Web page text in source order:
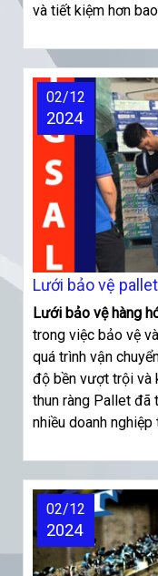
và tiết kiệm hơn
Lưới bảo vệ pallet
02/12
2024
Lưới bảo vệ hàng
trong việc bảo vệ
quá trình vận
độ bền vượt trội và
thun ràng Pallet đã
nhiều doanh
02/12
2024